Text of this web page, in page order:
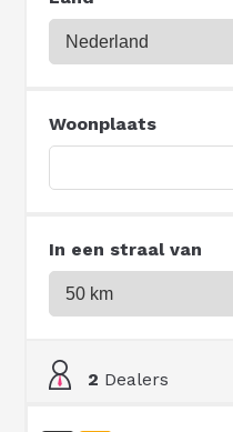
Woonplaats
In een straal van
2 Dealers